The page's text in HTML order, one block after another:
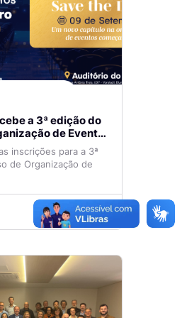
a 3ª edição do
de Eventos
inscrições para a 3ª
de Organização de